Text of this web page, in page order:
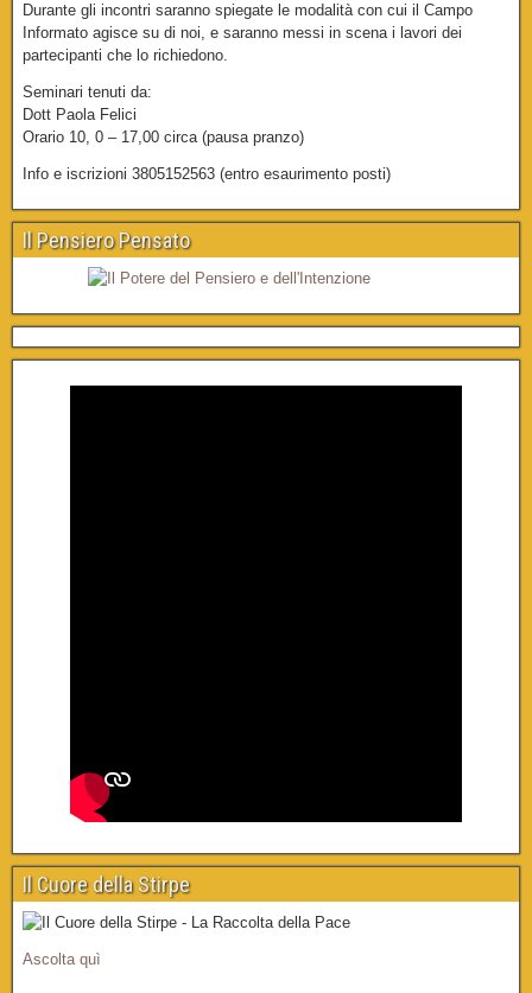
Durante gli incontri saranno spiegate le modalità con cui il Campo
Informato agisce su di noi, e saranno messi in scena i lavori dei
partecipanti che lo richiedono.
Seminari tenuti da:
Dott Paola Felici
Orario 10, 0 – 17,00 circa (pausa pranzo)
Info e iscrizioni 3805152563 (entro esaurimento posti)
Il Pensiero Pensato
Il Cuore della Stirpe
Ascolta quì